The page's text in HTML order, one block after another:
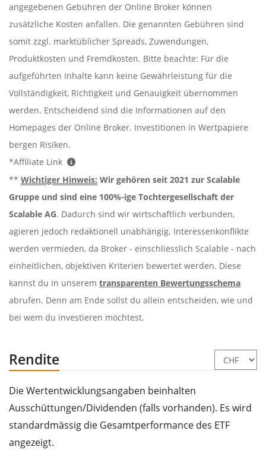
angegebenen Gebühren der Online Broker können
zusätzliche Kosten anfallen. Die genannten Gebühren sind
somit zzgl. marktüblicher Spreads, Zuwendungen,
Produktkosten und Fremdkosten. Bitte beachte: Für die
aufgeführten Inhalte kann keine Gewährleistung für die
Vollständigkeit, Richtigkeit und Genauigkeit übernommen
werden. Entscheidend sind die Informationen auf den
Homepages der Online Broker. Investitionen in Wertpapiere
bergen Risiken.
*Affiliate Link
** Wichtiger Hinweis: Wir gehören seit 2021 zur Scalable
Gruppe und sind eine 100%-ige Tochtergesellschaft der
Scalable AG. Dadurch sind wir wirtschaftlich verbunden,
agieren jedoch redaktionell unabhängig. Interessenkonflikte
werden vermieden, da Broker - einschliesslich Scalable - nach
einheitlichen, objektiven Kriterien bewertet werden. Diese
kannst du in unserem transparenten Bewertungsschema
abrufen. Denn am Ende sollst du allein entscheiden, wie und
bei wem du investieren möchtest.
Rendite
Die Wertentwicklungsangaben beinhalten
Ausschüttungen/Dividenden (falls vorhanden). Es wird
standardmässig die Gesamtperformance des ETF
angezeigt.